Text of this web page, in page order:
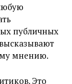
публичных
мнению.
Это